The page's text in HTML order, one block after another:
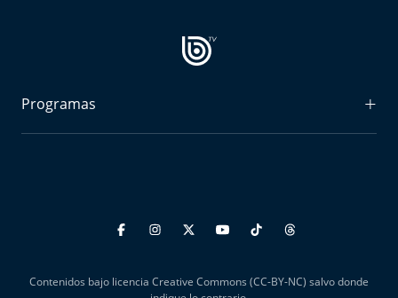
Programas
Podría Ser Peor
Entrevistas BioBioTV
Contenidos bajo licencia Creative Commons (CC-BY-NC) salvo donde